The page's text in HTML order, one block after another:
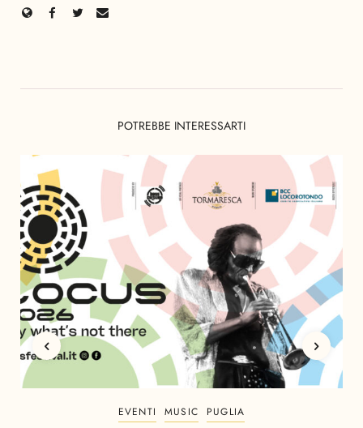
POTREBBE INTERESSARTI
EVENTI MUSIC PUGLIA